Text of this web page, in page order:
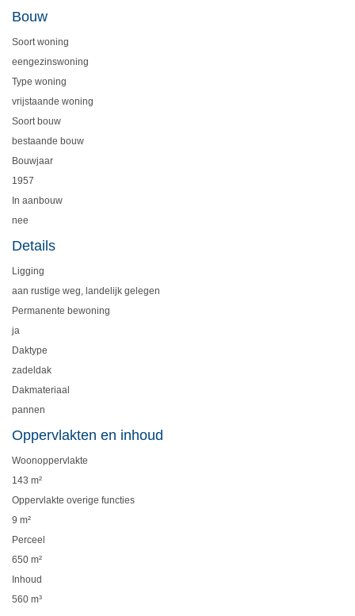
Bouw
Soort woning
eengezinswoning
Type woning
vrijstaande woning
Soort bouw
bestaande bouw
Bouwjaar
1957
In aanbouw
nee
Details
Ligging
aan rustige weg, landelijk gelegen
Permanente bewoning
ja
Daktype
zadeldak
Dakmateriaal
pannen
Oppervlakten en inhoud
Woonoppervlakte
143 m²
Oppervlakte overige functies
9 m²
Perceel
650 m²
Inhoud
560 m³